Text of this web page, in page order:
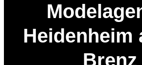
Heidenheim
Brenz